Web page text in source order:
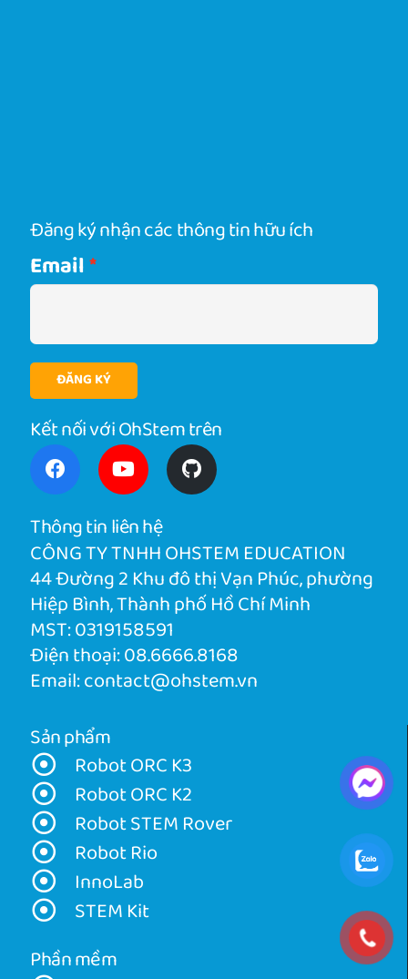
Sản phẩm
Robot ORC K3
Robot ORC K2
Robot STEM Rover
Robot Rio
InnoLab
STEM Kit
Phần mềm
Đăng ký nhận các thông tin hữu ích
Email
ĐĂNG KÝ
Kết nối với OhStem trên
Thông tin liên hệ
CÔNG TY TNHH OHSTEM EDUCATION
44 Đường 2 Khu đô thị Vạn Phúc, phường
Hiệp Bình, Thành phố Hồ Chí Minh
MST: 0319158591
Điện thoại:08.6666.8168
Email:contact@ohstem.vn